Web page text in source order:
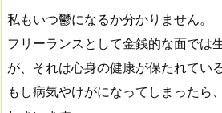
私もいつ鬱になるか分かりません。
フリーランスとして金銭的な面では
が、それは心身の健康が保たれてい
もし病気やけがになってしまったら